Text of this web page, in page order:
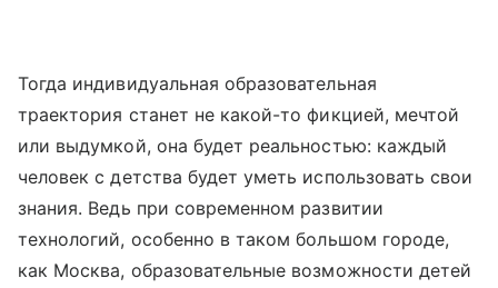
Тогда индивидуальная образовательная
траектория станет не какой-то фикцией, мечтой
или выдумкой, она будет реальностью: каждый
человек с детства будет уметь использовать свои
знания. Ведь при современном развитии
технологий, особенно в таком большом городе,
как Москва, образовательные возможности детей